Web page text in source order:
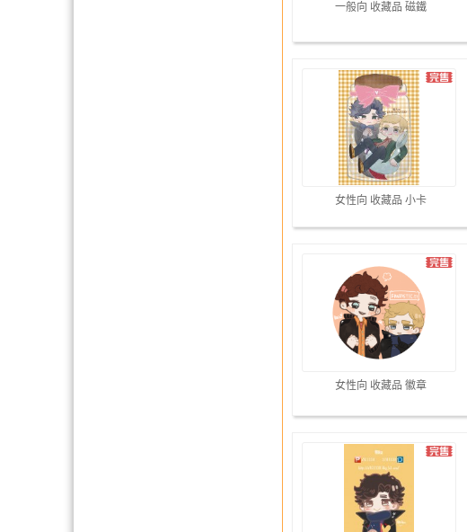
一般向 收藏品 磁鐵
女性向 收藏品 小卡
女性向 收藏品 徽章